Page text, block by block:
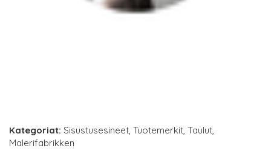
Kategoriat: Sisustusesineet, Tuotemerkit, Taulut,
Malerifabrikken